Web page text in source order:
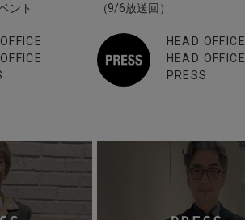
ント
（9/6放送回）
HEAD OFFICE
HEAD OFFICE
PRESS